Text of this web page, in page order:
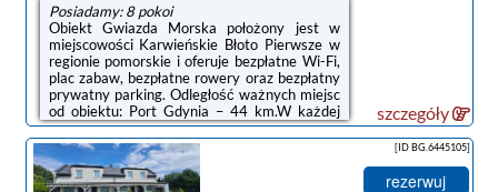
Posiadamy: 8 pokoi
Obiekt Gwiazda Morska położony jest w
miejscowości Karwieńskie Błoto Pierwsze w
regionie pomorskie i oferuje bezpłatne Wi-Fi,
plac zabaw, bezpłatne rowery oraz bezpłatny
prywatny parking. Odległość ważnych miejsc
od obiektu: Port Gdynia – 44 km.W każdej
opcji zakwaterowania znajduje się aneks
kuchenny z pełnym wyposażeniem i stołem, a
także prywatna łazienka z prysznicem oraz
suszarką do włosów. Wyposażenie obejmuje
szczegóły
[ID BG.6445105]
rezerwuj